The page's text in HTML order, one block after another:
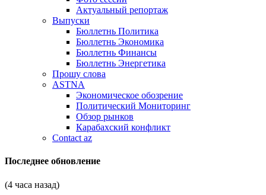
Актуальный репортаж
Выпуски
Бюллетнь Политика
Бюллетнь Экономика
Бюллетнь Финансы
Бюллетнь Энергетика
Прошу слова
ASTNA
Экономическое обозрение
Политический Мониторинг
Обзор рынков
Карабахский конфликт
Contact az
Последнее обновление
(4 часа назад)